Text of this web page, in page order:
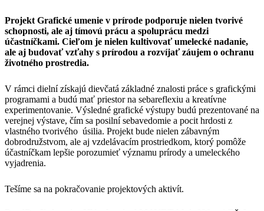
Projekt Grafické umenie v prírode podporuje nielen tvorivé
schopnosti, ale aj tímovú prácu a spoluprácu medzi
účastníčkami. Cieľom je nielen kultivovať umelecké nadanie,
ale aj budovať vzťahy s prírodou a rozvíjať záujem o ochranu
životného prostredia.
V rámci dielní získajú dievčatá základné znalosti práce s grafickými
programami a budú mať priestor na sebareflexiu a kreatívne
experimentovanie. Výsledné grafické výstupy budú prezentované na
verejnej výstave, čím sa posilní sebavedomie a pocit hrdosti z
vlastného tvorivého úsilia. Projekt bude nielen zábavným
dobrodružstvom, ale aj vzdelávacím prostriedkom, ktorý pomôže
účastníčkam lepšie porozumieť významu prírody a umeleckého
vyjadrenia.
Tešíme sa na pokračovanie projektových aktivít.